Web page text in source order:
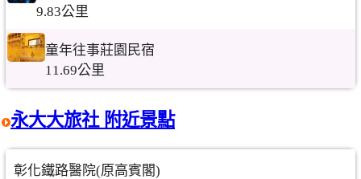
9.83公里
童年往事莊園民宿
11.69公里
永大大旅社 附近景點
彰化鐵路醫院(原高賓閣)